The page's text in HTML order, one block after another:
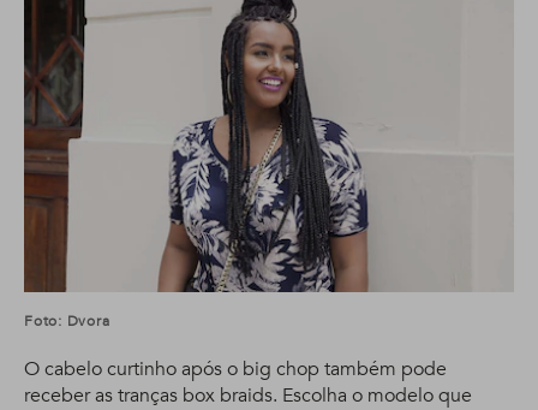
Foto: Dvora
O cabelo curtinho após o big chop também pode
receber as tranças box braids. Escolha o modelo que